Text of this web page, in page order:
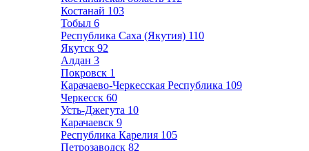
Костанай 103
Тобыл 6
Республика Саха (Якутия) 110
Якутск 92
Алдан 3
Покровск 1
Карачаево-Черкесская Республика 109
Черкесск 60
Усть-Джегута 10
Карачаевск 9
Республика Карелия 105
Петрозаводск 82